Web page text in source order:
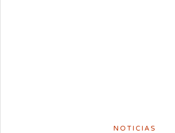
NOTICIAS